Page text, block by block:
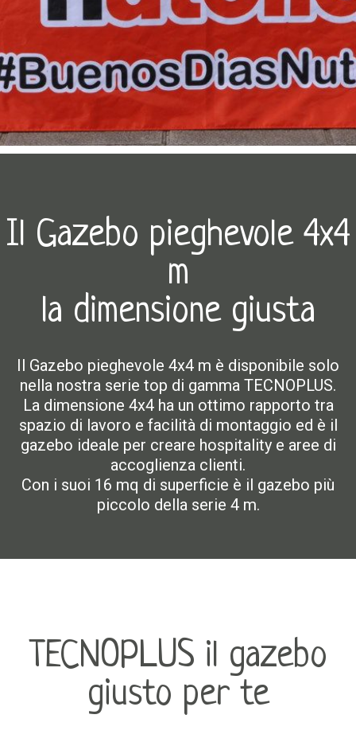
Il Gazebo pieghevole 4x4
m
la dimensione giusta
Il Gazebo pieghevole 4x4 m è disponibile solo
nella nostra serie top di gamma TECNOPLUS.
La dimensione 4x4 ha un ottimo rapporto tra
spazio di lavoro e facilità di montaggio ed è il
gazebo ideale per creare hospitality e aree di
accoglienza clienti.
Con i suoi 16 mq di superficie è il gazebo più
piccolo della serie 4 m.
TECNOPLUS il gazebo
giusto per te